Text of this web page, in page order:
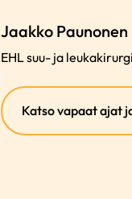
Jaakko Paunonen
EHL suu- ja
Katso vapaat ajat